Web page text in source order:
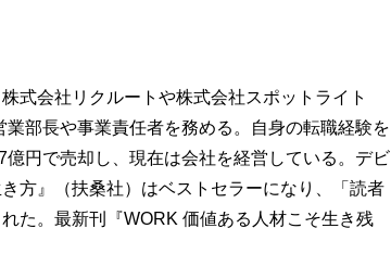
式会社リクルートや株式会社スポットライト
部長や事業責任者を務める。自身の転職経験を
円で売却し、現在は会社を経営している。デビ
方』（扶桑社）はベストセラーになり、「読者
た。最新刊『WORK 価値ある人材こそ生き残